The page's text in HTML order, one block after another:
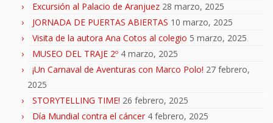
Excursión al Palacio de Aranjuez 28 marzo, 2025
JORNADA DE PUERTAS ABIERTAS 10 marzo, 2025
Visita de la autora Ana Cotos al colegio 5 marzo, 2025
MUSEO DEL TRAJE 2º 4 marzo, 2025
¡Un Carnaval de Aventuras con Marco Polo! 27 febrero,
2025
STORYTELLING TIME! 26 febrero, 2025
Día Mundial contra el cáncer 4 febrero, 2025